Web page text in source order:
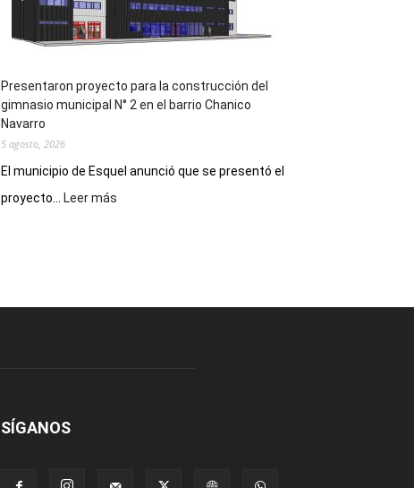
los
hospitales
Presentaron proyecto para la construcción del
gimnasio municipal N° 2 en el barrio Chanico
Navarro
5 agosto, 2026
El municipio de Esquel anunció que se presentó el
proyecto...
Leer más
del
Navarro
SÍGANOS